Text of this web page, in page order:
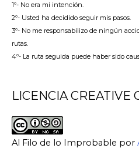
1º- No era mi intención.
2º- Usted ha decidido seguir mis pasos.
3º- No me responsabilizo de ningún
rutas.
4º- La ruta seguida puede haber sido
LICENCIA CREATIVE
Al Filo de lo Improbable por